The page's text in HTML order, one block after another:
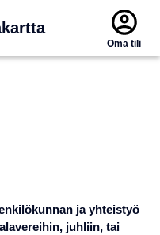
Oma tili
ja yhteistyö
juhliin, tai